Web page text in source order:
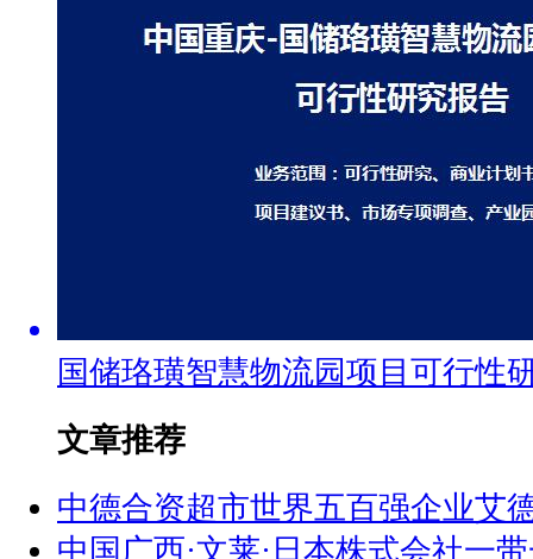
国储珞璜智慧物流园项目可行性
文章推荐
中德合资超市世界五百强企业艾
中国广西·文莱·日本株式会社一